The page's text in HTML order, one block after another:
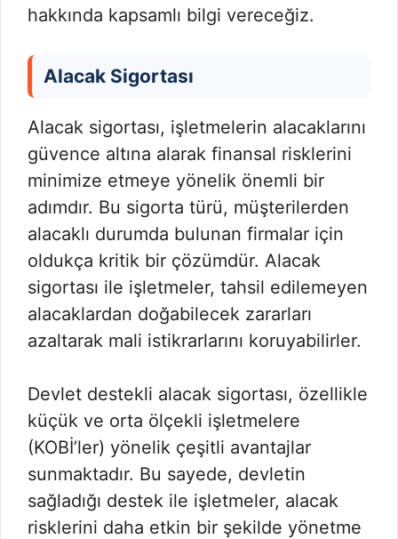
hakkında kapsamlı bilgi vereceğiz.
Alacak Sigortası
Alacak sigortası, işletmelerin alacaklarını
güvence altına alarak finansal risklerini
minimize etmeye yönelik önemli bir
adımdır. Bu sigorta türü, müşterilerden
alacaklı durumda bulunan firmalar için
oldukça kritik bir çözümdür. Alacak
sigortası ile işletmeler, tahsil edilemeyen
alacaklardan doğabilecek zararları
azaltarak mali istikrarlarını koruyabilirler.
Devlet destekli alacak sigortası, özellikle
küçük ve orta ölçekli işletmelere
(KOBİ’ler) yönelik çeşitli avantajlar
sunmaktadır. Bu sayede, devletin
sağladığı destek ile işletmeler, alacak
risklerini daha etkin bir şekilde yönetme